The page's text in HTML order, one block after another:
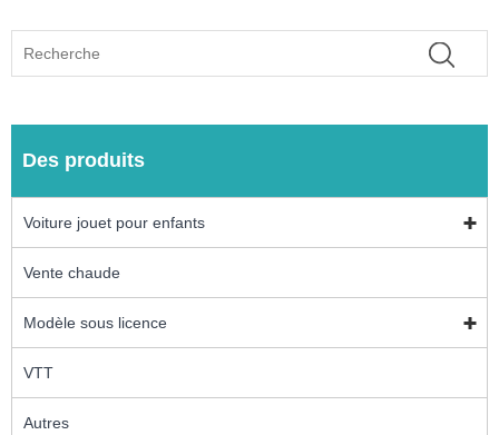
Des produits
Voiture jouet pour enfants
Vente chaude
Modèle sous licence
VTT
Autres